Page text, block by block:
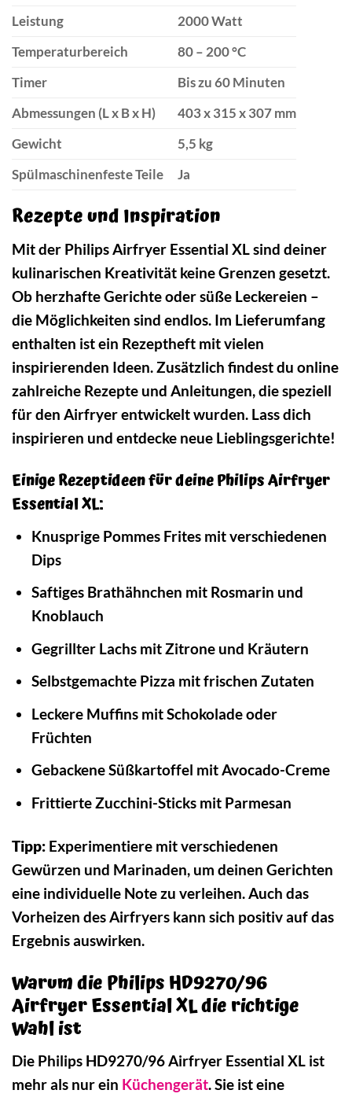
Leistung
2000 Watt
Temperaturbereich
80 – 200 °C
Timer
Bis zu 60 Minuten
Abmessungen (L x B x H)
403 x 315 x 307 mm
Gewicht
5,5 kg
Spülmaschinenfeste Teile
Ja
Rezepte und Inspiration
Mit der Philips Airfryer Essential XL sind deiner
kulinarischen Kreativität keine Grenzen gesetzt.
Ob herzhafte Gerichte oder süße Leckereien –
die Möglichkeiten sind endlos. Im Lieferumfang
enthalten ist ein Rezeptheft mit vielen
inspirierenden Ideen. Zusätzlich findest du online
zahlreiche Rezepte und Anleitungen, die speziell
für den Airfryer entwickelt wurden. Lass dich
inspirieren und entdecke neue Lieblingsgerichte!
Einige Rezeptideen für deine Philips Airfryer
Essential XL:
Knusprige Pommes Frites mit verschiedenen
Dips
Saftiges Brathähnchen mit Rosmarin und
Knoblauch
Gegrillter Lachs mit Zitrone und Kräutern
Selbstgemachte Pizza mit frischen Zutaten
Leckere Muffins mit Schokolade oder
Früchten
Gebackene Süßkartoffel mit Avocado-Creme
Frittierte Zucchini-Sticks mit Parmesan
Tipp: Experimentiere mit verschiedenen
Gewürzen und Marinaden, um deinen Gerichten
eine individuelle Note zu verleihen. Auch das
Vorheizen des Airfryers kann sich positiv auf das
Ergebnis auswirken.
Warum die Philips HD9270/96
Airfryer Essential XL die richtige
Wahl ist
Die Philips HD9270/96 Airfryer Essential XL ist
mehr als nur ein Küchengerät. Sie ist eine